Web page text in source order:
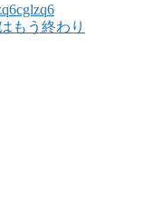
もう終わり